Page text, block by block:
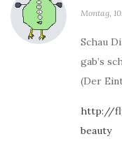
Montag,
Schau
gab’s
(Der
http://
beauty